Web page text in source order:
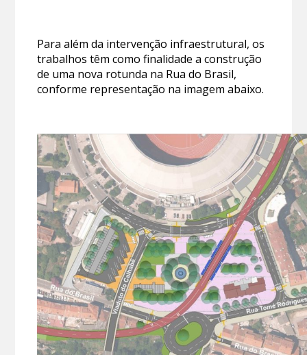
Para além da intervenção infraestrutural, os
trabalhos têm como finalidade a construção
de uma nova rotunda na Rua do Brasil,
conforme representação na imagem abaixo.